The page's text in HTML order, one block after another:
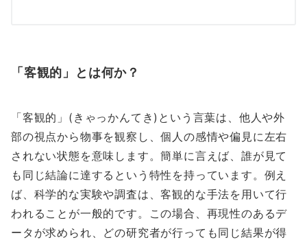
「客観的」とは何か？
「客観的」(きゃっかんてき)という言葉は、他人や外
部の視点から物事を観察し、個人の感情や偏見に左右
されない状態を意味します。簡単に言えば、誰が見て
も同じ結論に達するという特性を持っています。例え
ば、科学的な実験や調査は、客観的な手法を用いて行
われることが一般的です。この場合、再現性のあるデ
ータが求められ、どの研究者が行っても同じ結果が得